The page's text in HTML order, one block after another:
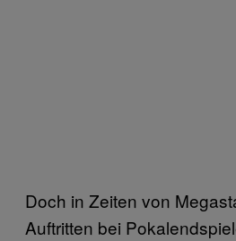
Doch in Zeiten von
Auftritten bei